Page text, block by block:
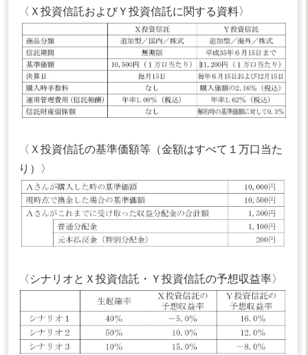
〈Ｘ投資信託およびＹ投資信託に関する資料〉
〈Ｘ投資信託の基準価額等（金額はすべて１万口当た
り）〉
〈シナリオとＸ投資信託・Ｙ投資信託の予想収益率〉